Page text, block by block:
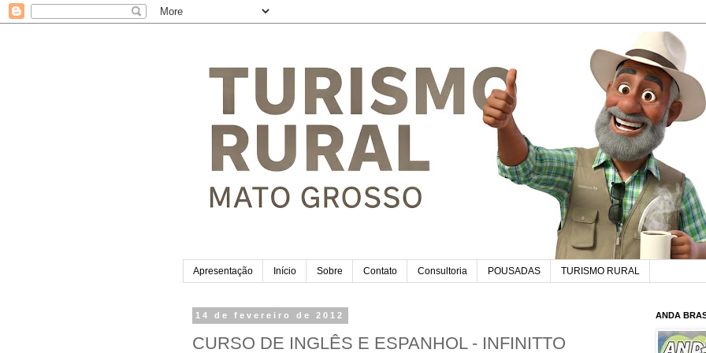
Apresentação Início Sobre Contato Consultoria POUSADAS TURISMO RURAL
14 de fevereiro de 2012
CURSO DE INGLÊS E ESPANHOL - INFINITTO
ANDA